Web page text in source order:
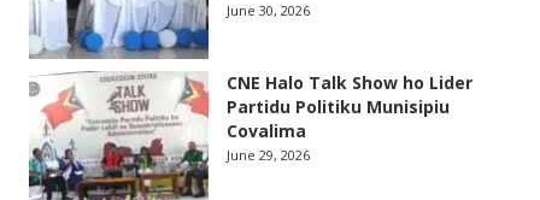
June 30, 2026
CNE Halo Talk Show ho Lider
Partidu Politiku Munisipiu
Covalima
June 29, 2026